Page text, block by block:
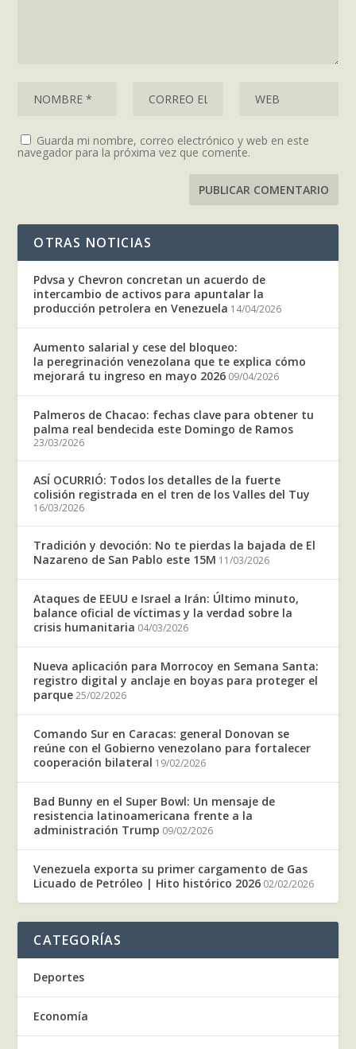
Guarda mi nombre, correo electrónico y web en este
navegador para la próxima vez que comente.
OTRAS NOTICIAS
Pdvsa y Chevron concretan un acuerdo de
intercambio de activos para apuntalar la
producción petrolera en Venezuela 14/04/2026
Aumento salarial y cese del bloqueo:
la peregrinación venezolana que te explica cómo
mejorará tu ingreso en mayo 2026 09/04/2026
Palmeros de Chacao: fechas clave para obtener tu
palma real bendecida este Domingo de Ramos
23/03/2026
ASÍ OCURRIÓ: Todos los detalles de la fuerte
colisión registrada en el tren de los Valles del Tuy
16/03/2026
Tradición y devoción: No te pierdas la bajada de El
Nazareno de San Pablo este 15M 11/03/2026
Ataques de EEUU e Israel a Irán: Último minuto,
balance oficial de víctimas y la verdad sobre la
crisis humanitaria 04/03/2026
Nueva aplicación para Morrocoy en Semana Santa:
registro digital y anclaje en boyas para proteger el
parque 25/02/2026
Comando Sur en Caracas: general Donovan se
reúne con el Gobierno venezolano para fortalecer
cooperación bilateral 19/02/2026
Bad Bunny en el Super Bowl: Un mensaje de
resistencia latinoamericana frente a la
administración Trump 09/02/2026
Venezuela exporta su primer cargamento de Gas
Licuado de Petróleo | Hito histórico 2026 02/02/2026
CATEGORÍAS
Deportes
Economía